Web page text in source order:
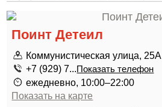
Поинт Детеил
Коммунистическая улица, 25А
+7 (929) 7...Показать телефон
ежедневно, 10:00–22:00
Показать на карте